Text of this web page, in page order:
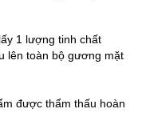
1 lượng tinh chất
lên toàn bộ gương mặt
được thẩm thấu hoàn